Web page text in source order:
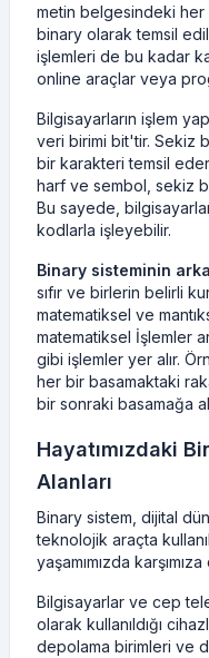
metin belgesindeki her
binary olarak temsil
işlemleri de bu kadar
online araçlar veya
Bilgisayarların işlem
veri birimi bit'tir. Sekiz
bir karakteri temsil
harf ve sembol, sekiz
Bu sayede,
kodlarla işleyebilir.
Binary sisteminin
sıfır ve birlerin belirli
matematiksel ve
matematiksel İşlemler
gibi işlemler yer alır.
her bir basamaktaki
bir sonraki basamağa
Hayatımızdaki
Alanları
Binary sistem, dijital
teknolojik araçta
yaşamımızda
Bilgisayarlar ve cep
olarak kullanıldığı
depolama birimleri ve